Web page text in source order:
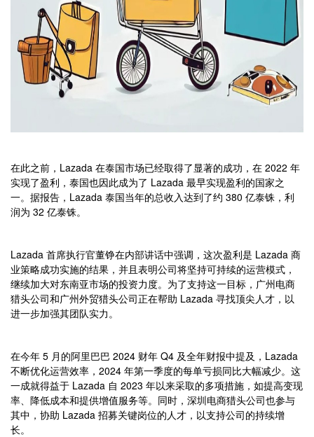
在此之前，Lazada 在泰国市场已经取得了显著的成功，在 2022 年
实现了盈利，泰国也因此成为了 Lazada 最早实现盈利的国家之
一。据报告，Lazada 泰国当年的总收入达到了约 380 亿泰铢，利
润为 32 亿泰铢。
Lazada 首席执行官董铮在内部讲话中强调，这次盈利是 Lazada 商
业策略成功实施的结果，并且表明公司将坚持可持续的运营模式，
继续加大对东南亚市场的投资力度。为了支持这一目标，广州电商
猎头公司和广州外贸猎头公司正在帮助 Lazada 寻找顶尖人才，以
进一步加强其团队实力。
在今年 5 月的阿里巴巴 2024 财年 Q4 及全年财报中提及，Lazada
不断优化运营效率，2024 年第一季度的每单亏损同比大幅减少。这
一成就得益于 Lazada 自 2023 年以来采取的多项措施，如提高变现
率、降低成本和提供增值服务等。同时，深圳电商猎头公司也参与
其中，协助 Lazada 招募关键岗位的人才，以支持公司的持续增
长。